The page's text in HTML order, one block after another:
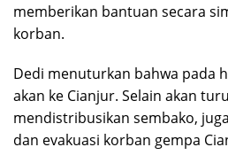
memberikan bantuan secara
korban.
Dedi menuturkan bahwa pada
akan ke Cianjur. Selain akan
mendistribusikan sembako,
dan evakuasi korban gempa